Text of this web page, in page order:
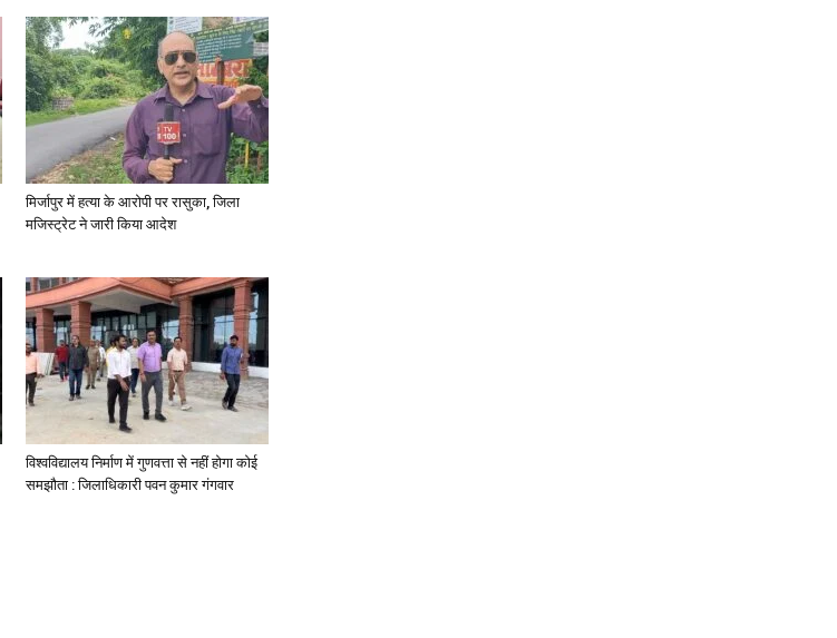
मिर्जापुर में हत्या के आरोपी पर रासुका, जिला
मजिस्ट्रेट ने जारी किया आदेश
विश्वविद्यालय निर्माण में गुणवत्ता से नहीं होगा कोई
समझौता : जिलाधिकारी पवन कुमार गंगवार